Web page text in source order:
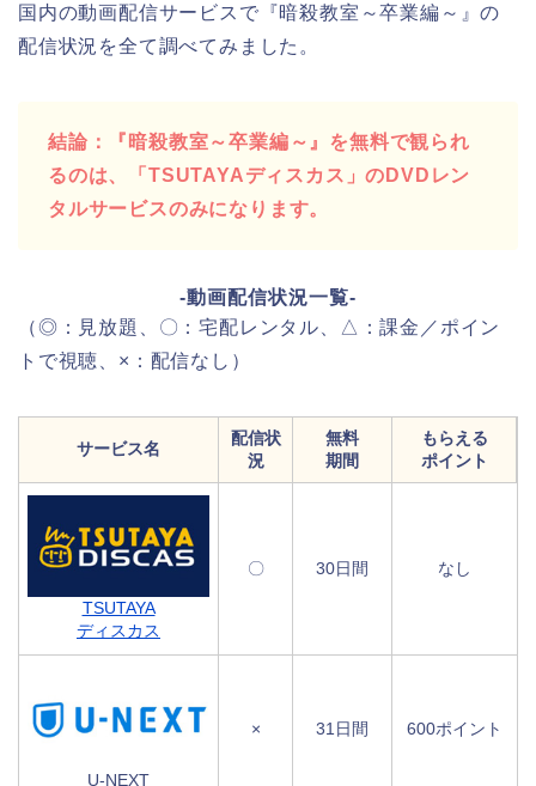
国内の動画配信サービスで『暗殺教室～卒業編～』の
配信状況を全て調べてみました。
結論：『暗殺教室～卒業編～』を無料で観られ
るのは、「TSUTAYAディスカス」のDVDレン
タルサービスのみになります。
-動画配信状況一覧-
（◎：見放題、〇：宅配レンタル、△：課金／ポイン
トで視聴、×：配信なし）
サービス名
配信状
況
無料
期間
もらえる
ポイント
TSUTAYA
ディスカス
〇 30日間 なし
U-NEXT
× 31日間 600ポイント